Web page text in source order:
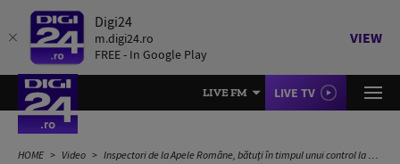
Digi24
m.digi24.ro
FREE - In Google Play
VIEW
LIVE FM LIVE TV
HOME Video Inspectori de la Apele Române, bătuți în timpul unui control la o spălătorie ilegală din Dolj